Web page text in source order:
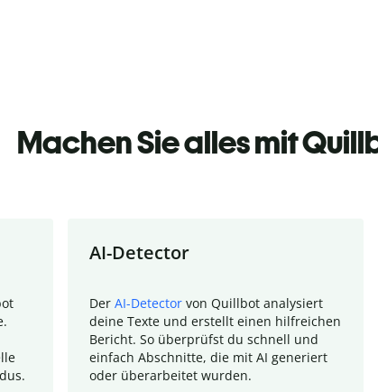
Machen Sie alles mit
AI-Detector
Der AI-Detector von Quillbot analysiert
deine Texte und erstellt einen hilfreichen
Bericht. So überprüfst du schnell und
einfach Abschnitte, die mit AI generiert
oder überarbeitet wurden.